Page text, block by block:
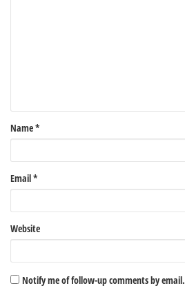
Name*
Email*
Website
Notify me of follow-up comments by email.